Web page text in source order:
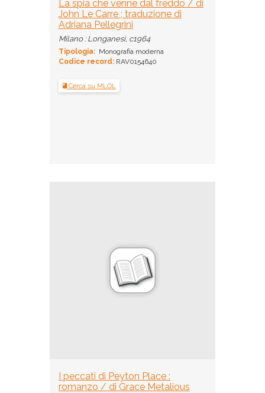
La spia che venne dal freddo / di
John Le Carre ; traduzione di
Adriana Pellegrini
Milano : Longanesi, c1964
Tipologia: Monografia moderna
Codice record: RAV0154640
Cerca su MLOL
I peccati di Peyton Place :
romanzo / di Grace Metalious